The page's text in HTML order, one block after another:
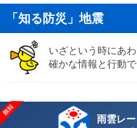
「知る防災」地震
いざという時にあ
確かな情報と行動
雨雲レー